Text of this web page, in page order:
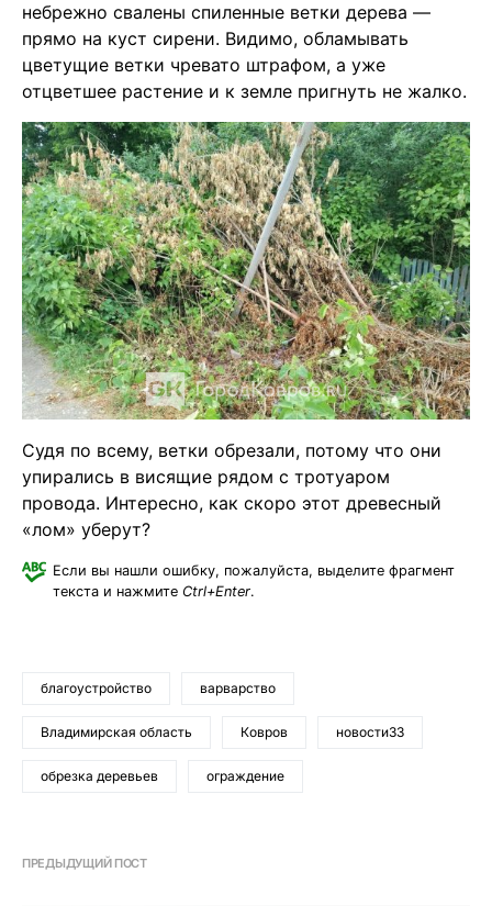
небрежно свалены спиленные ветки дерева —
прямо на куст сирени. Видимо, обламывать
цветущие ветки чревато штрафом, а уже
отцветшее растение и к земле пригнуть не жалко.
Судя по всему, ветки обрезали, потому что они
упирались в висящие рядом с тротуаром
провода. Интересно, как скоро этот древесный
«лом» уберут?
Если вы нашли ошибку, пожалуйста, выделите фрагмент
текста и нажмите Ctrl+Enter.
благоустройство варварство
Владимирская область Ковров новости33
обрезка деревьев ограждение
ПРЕДЫДУЩИЙ ПОСТ